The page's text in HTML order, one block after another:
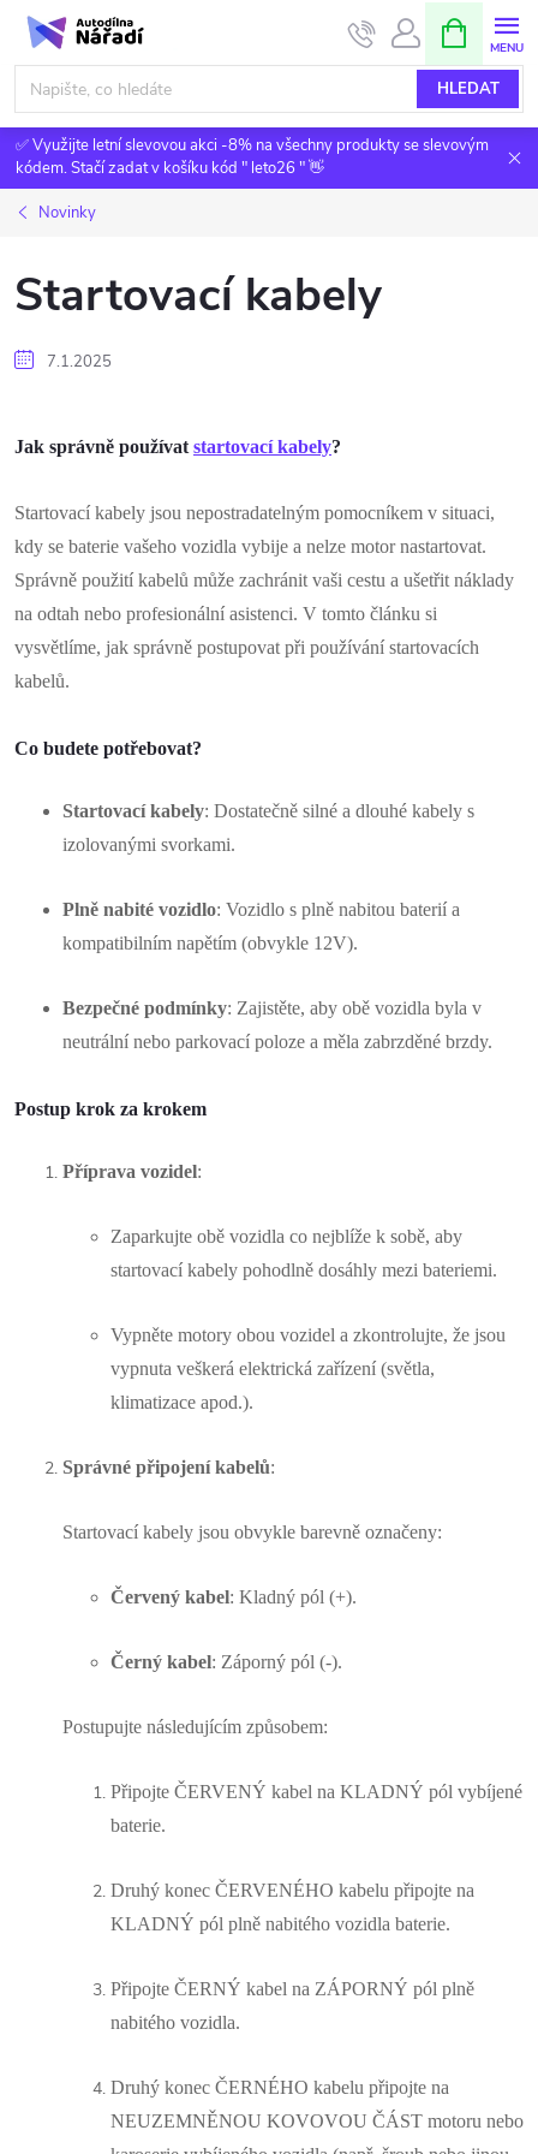
Přejít
obsah
HLEDAT
NÁKUPNÍ
KOŠÍK
✅ Využijte letní slevovou akci -8% na všechny produkty se slevovým
kódem. Stačí zadat v košíku kód " leto26 " 👋
Novinky
Startovací kabely
7.1.2025
Jak správně používat startovací kabely?
Startovací kabely jsou nepostradatelným pomocníkem v situaci,
kdy se baterie vašeho vozidla vybije a nelze motor nastartovat.
Správně použití kabelů může zachránit vaši cestu a ušetřit náklady
na odtah nebo profesionální asistenci. V tomto článku si
vysvětlíme, jak správně postupovat při používání startovacích
kabelů.
Co budete potřebovat?
Startovací kabely: Dostatečně silné a dlouhé kabely s
izolovanými svorkami.
Plně nabité vozidlo: Vozidlo s plně nabitou baterií a
kompatibilním napětím (obvykle 12V).
Bezpečné podmínky: Zajistěte, aby obě vozidla byla v
neutrální nebo parkovací poloze a měla zabrzděné brzdy.
Postup krok za krokem
Příprava vozidel:
Zaparkujte obě vozidla co nejblíže k sobě, aby
startovací kabely pohodlně dosáhly mezi bateriemi.
Vypněte motory obou vozidel a zkontrolujte, že jsou
vypnuta veškerá elektrická zařízení (světla,
klimatizace apod.).
Správné připojení kabelů:
Startovací kabely jsou obvykle barevně označeny:
Červený kabel: Kladný pól (+).
Černý kabel: Záporný pól (-).
Postupujte následujícím způsobem:
Připojte ČERVENÝ kabel na KLADNÝ pól vybíjené
baterie.
Druhý konec ČERVENÉHO kabelu připojte na
KLADNÝ pól plně nabitého vozidla baterie.
Připojte ČERNÝ kabel na ZÁPORNÝ pól plně
nabitého vozidla.
Druhý konec ČERNÉHO kabelu připojte na
NEUZEMNĚNOU KOVOVOU ČÁST motoru nebo